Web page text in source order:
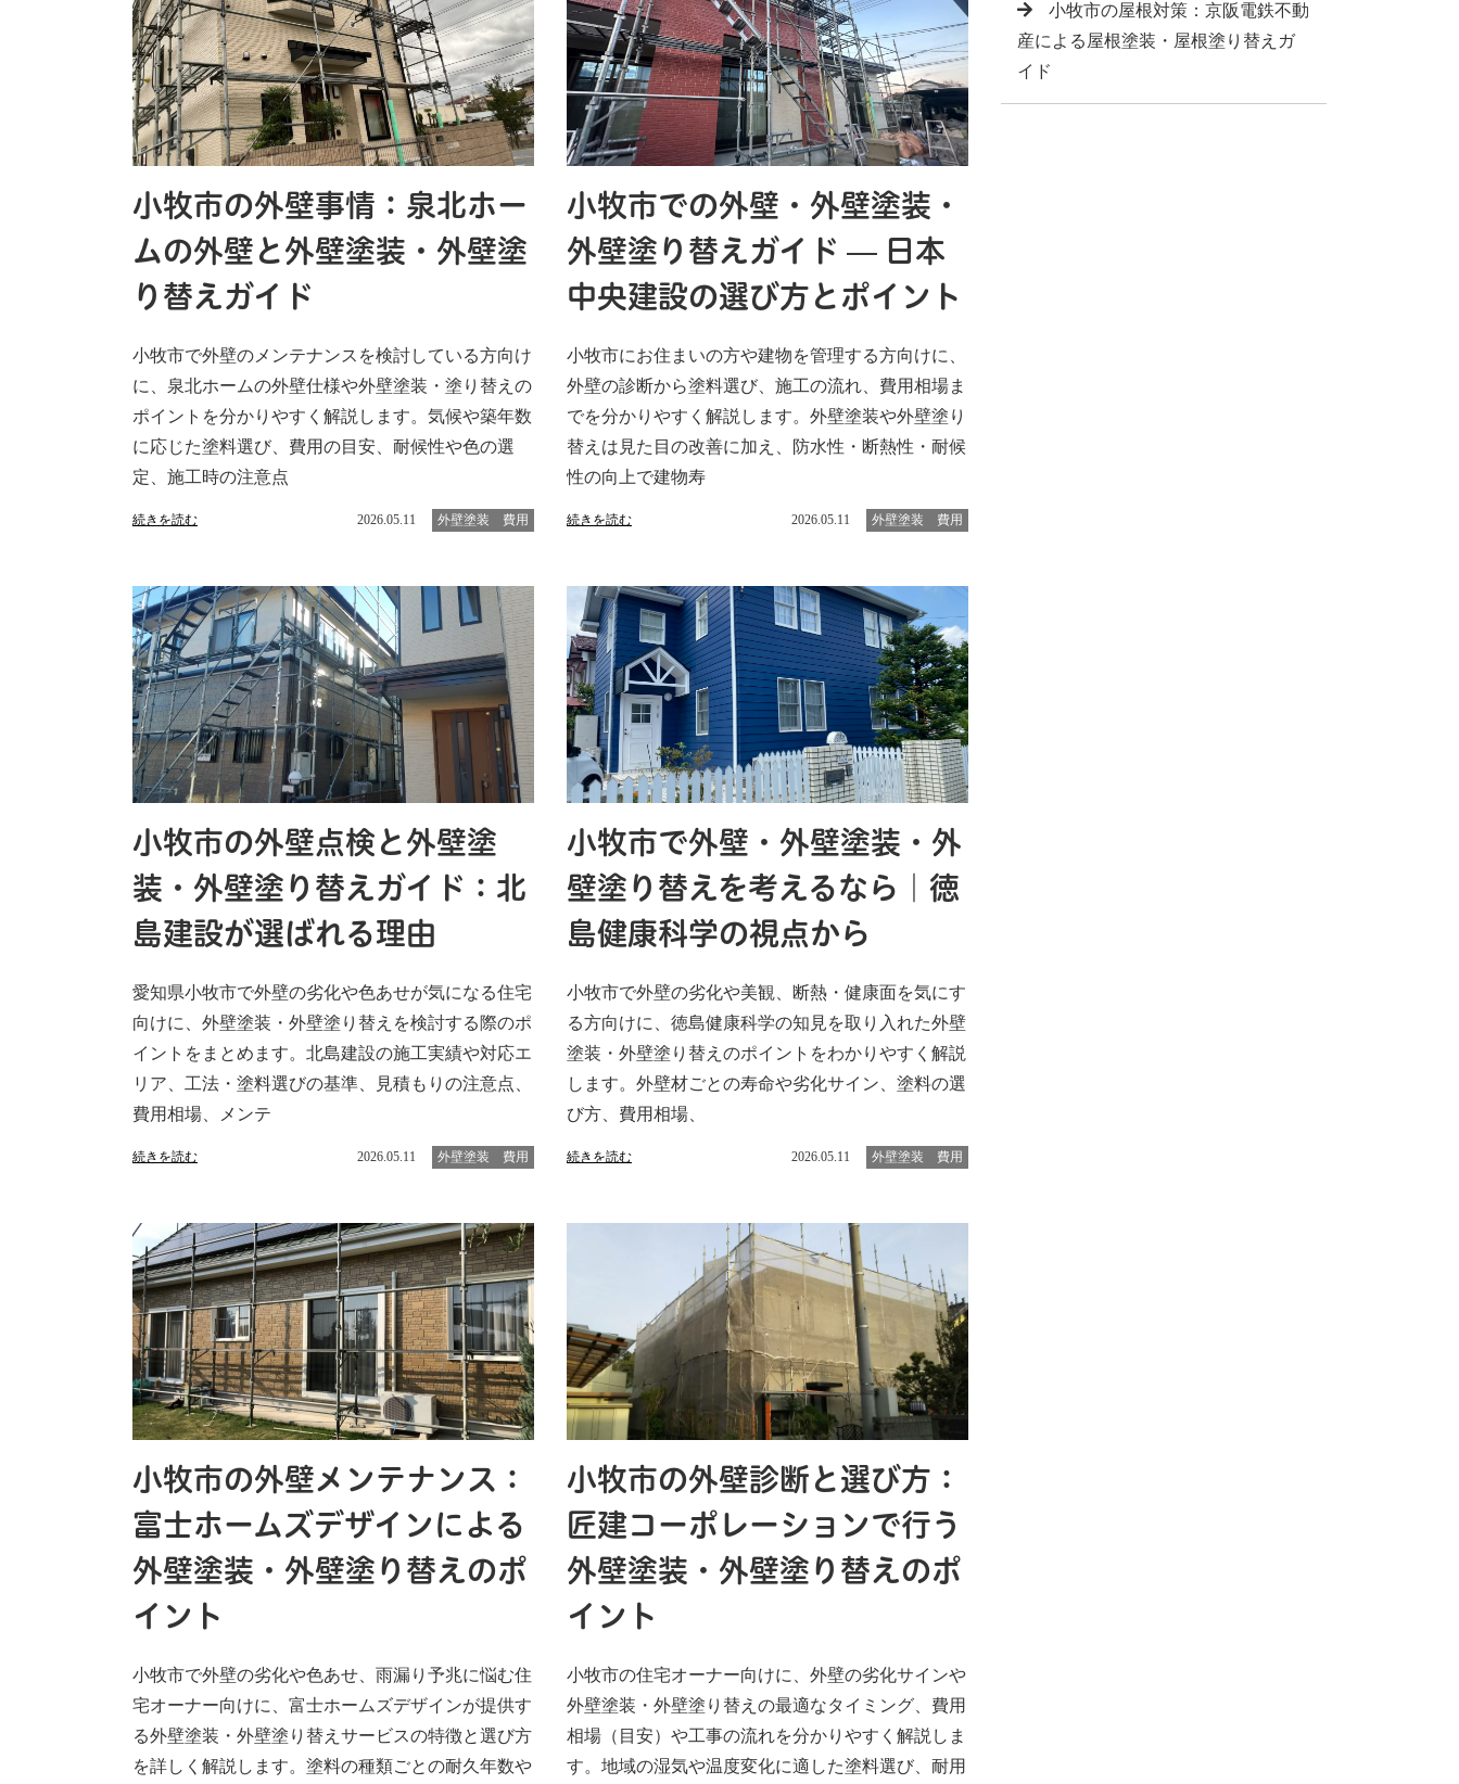
小牧市の外壁事情：泉北ホー
ムの外壁と外壁塗装・外壁塗
り替えガイド
小牧市で外壁のメンテナンスを検討している方向け
に、泉北ホームの外壁仕様や外壁塗装・塗り替えの
ポイントを分かりやすく解説します。気候や築年数
に応じた塗料選び、費用の目安、耐候性や色の選
定、施工時の注意点
続きを読む 2026.05.11 外壁塗装 費用
小牧市での外壁・外壁塗装・
外壁塗り替えガイド — 日本
中央建設の選び方とポイント
小牧市にお住まいの方や建物を管理する方向けに、
外壁の診断から塗料選び、施工の流れ、費用相場ま
でを分かりやすく解説します。外壁塗装や外壁塗り
替えは見た目の改善に加え、防水性・断熱性・耐候
性の向上で建物寿
続きを読む 2026.05.11 外壁塗装 費用
小牧市の外壁点検と外壁塗
装・外壁塗り替えガイド：北
島建設が選ばれる理由
愛知県小牧市で外壁の劣化や色あせが気になる住宅
向けに、外壁塗装・外壁塗り替えを検討する際のポ
イントをまとめます。北島建設の施工実績や対応エ
リア、工法・塗料選びの基準、見積もりの注意点、
費用相場、メンテ
続きを読む 2026.05.11 外壁塗装 費用
小牧市で外壁・外壁塗装・外
壁塗り替えを考えるなら｜徳
島健康科学の視点から
小牧市で外壁の劣化や美観、断熱・健康面を気にす
る方向けに、徳島健康科学の知見を取り入れた外壁
塗装・外壁塗り替えのポイントをわかりやすく解説
します。外壁材ごとの寿命や劣化サイン、塗料の選
び方、費用相場、
続きを読む 2026.05.11 外壁塗装 費用
小牧市の外壁メンテナンス：
富士ホームズデザインによる
外壁塗装・外壁塗り替えのポ
イント
小牧市で外壁の劣化や色あせ、雨漏り予兆に悩む住
宅オーナー向けに、富士ホームズデザインが提供す
る外壁塗装・外壁塗り替えサービスの特徴と選び方
を詳しく解説します。塗料の種類ごとの耐久年数や
小牧市の外壁診断と選び方：
匠建コーポレーションで行う
外壁塗装・外壁塗り替えのポ
イント
小牧市の住宅オーナー向けに、外壁の劣化サインや
外壁塗装・外壁塗り替えの最適なタイミング、費用
相場（目安）や工事の流れを分かりやすく解説しま
す。地域の湿気や温度変化に適した塗料選び、耐用
小牧市の屋根対策：京阪電鉄不動
産による屋根塗装・屋根塗り替えガ
イド